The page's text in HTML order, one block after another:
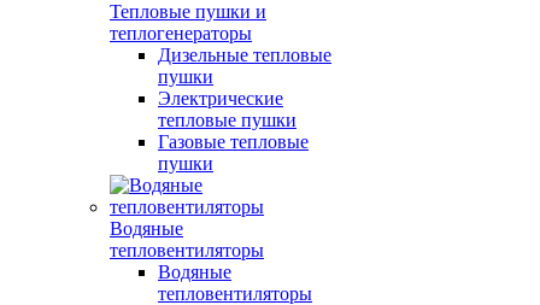
Тепловые пушки и
теплогенераторы
Дизельные тепловые
пушки
Электрические
тепловые пушки
Газовые тепловые
пушки
Водяные
тепловентиляторы
Водяные
тепловентиляторы